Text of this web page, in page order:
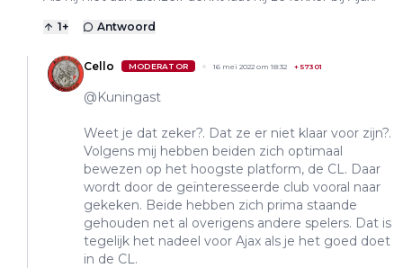
1+ Antwoord
Cello MODERATOR 16 mei 2022 om 18:32 +57301
@Kuningast
Weet je dat zeker?. Dat ze er niet klaar voor zijn?.
Volgens mij hebben beiden zich optimaal
bewezen op het hoogste platform, de CL. Daar
wordt door de geïnteresseerde club vooral naar
gekeken. Beide hebben zich prima staande
gehouden net al overigens andere spelers. Dat is
tegelijk het nadeel voor Ajax als je het goed doet
in de CL.